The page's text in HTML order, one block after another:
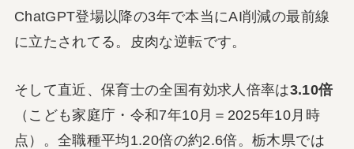
ChatGPT登場以降の3年で本当にAI削減の最前線
に立たされてる。皮肉な逆転です。
そして直近、保育士の全国有効求人倍率は3.10倍
（こども家庭庁・令和7年10月＝2025年10月時
点）。全職種平均1.20倍の約2.6倍。栃木県では